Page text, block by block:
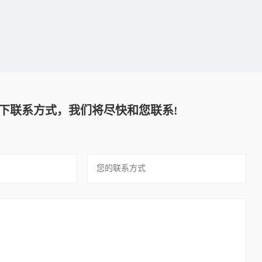
联系方式，我们将尽快和您联系!